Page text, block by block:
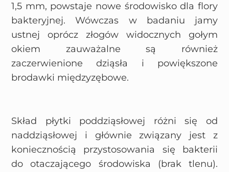
1,5 mm, powstaje nowe środowisko dla flory
bakteryjnej. Wówczas w badaniu jamy
ustnej oprócz złogów widocznych gołym
okiem zauważalne są również
zaczerwienione dziąsła i powiększone
brodawki międzyzębowe.
Skład płytki poddziąsłowej różni się od
naddziąsłowej i głównie związany jest z
koniecznością przystosowania się bakterii
do otaczającego środowiska (brak tlenu).